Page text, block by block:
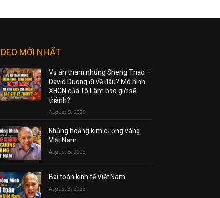
MỚI NHẤT
Vụ án tham nhũng Sheng Thao –
David Duong đi về đâu? Mô hình
XHCN của Tô Lâm bao giờ sẽ
thành?
August 5, 2026
Khủng hoảng kim cương vàng
Việt Nam
August 5, 2026
Bài toán kinh tế Việt Nam
August 3, 2026